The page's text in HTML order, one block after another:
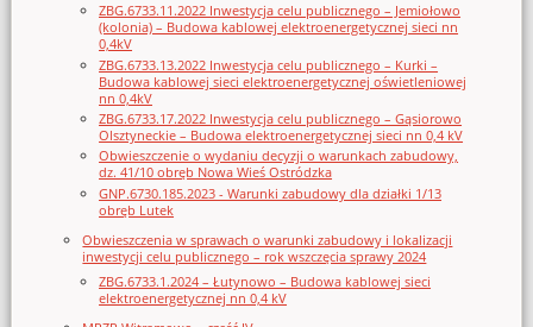
ZBG.6733.11.2022 Inwestycja celu publicznego – Jemiołowo
(kolonia) – Budowa kablowej elektroenergetycznej sieci nn
0,4kV
ZBG.6733.13.2022 Inwestycja celu publicznego – Kurki –
Budowa kablowej sieci elektroenergetycznej oświetleniowej
nn 0,4kV
ZBG.6733.17.2022 Inwestycja celu publicznego – Gąsiorowo
Olsztyneckie – Budowa elektroenergetycznej sieci nn 0,4 kV
Obwieszczenie o wydaniu decyzji o warunkach zabudowy,
dz. 41/10 obręb Nowa Wieś Ostródzka
GNP.6730.185.2023 - Warunki zabudowy dla działki 1/13
obręb Lutek
Obwieszczenia w sprawach o warunki zabudowy i lokalizacji
inwestycji celu publicznego – rok wszczęcia sprawy 2024
ZBG.6733.1.2024 – Łutynowo – Budowa kablowej sieci
elektroenergetycznej nn 0,4 kV